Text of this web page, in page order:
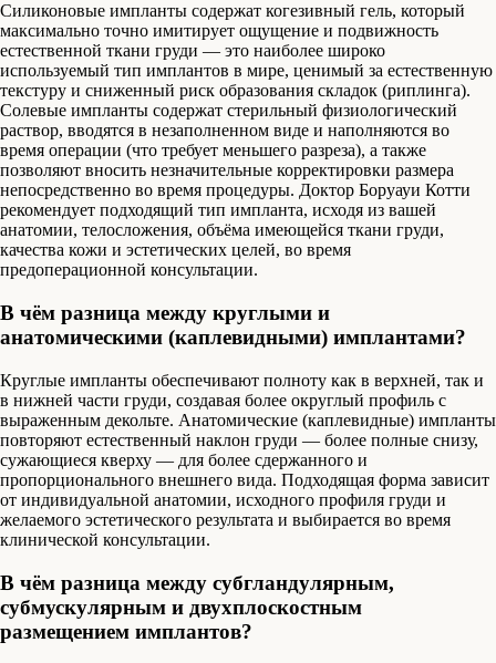
Силиконовые импланты содержат когезивный гель, который
максимально точно имитирует ощущение и подвижность
естественной ткани груди — это наиболее широко
используемый тип имплантов в мире, ценимый за естественную
текстуру и сниженный риск образования складок (риплинга).
Солевые импланты содержат стерильный физиологический
раствор, вводятся в незаполненном виде и наполняются во
время операции (что требует меньшего разреза), а также
позволяют вносить незначительные корректировки размера
непосредственно во время процедуры. Доктор Боруауи Котти
рекомендует подходящий тип импланта, исходя из вашей
анатомии, телосложения, объёма имеющейся ткани груди,
качества кожи и эстетических целей, во время
предоперационной консультации.
В чём разница между круглыми и
анатомическими (каплевидными) имплантами?
Круглые импланты обеспечивают полноту как в верхней, так и
в нижней части груди, создавая более округлый профиль с
выраженным декольте. Анатомические (каплевидные) импланты
повторяют естественный наклон груди — более полные снизу,
сужающиеся кверху — для более сдержанного и
пропорционального внешнего вида. Подходящая форма зависит
от индивидуальной анатомии, исходного профиля груди и
желаемого эстетического результата и выбирается во время
клинической консультации.
В чём разница между субгландулярным,
субмускулярным и двухплоскостным
размещением имплантов?